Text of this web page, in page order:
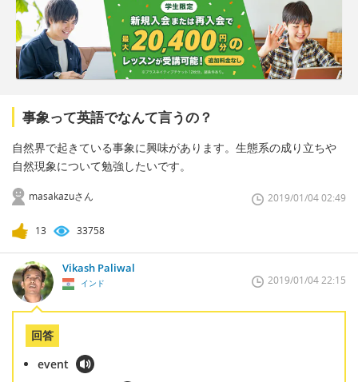
事象って英語でなんて言うの？
自然界で起きている事象に興味があります。生態系の成り立ちや
自然現象について勉強したいです。
masakazuさん 2019/01/04 02:49
13 33758
Vikash Paliwal
インド 2019/01/04 22:15
回答
event